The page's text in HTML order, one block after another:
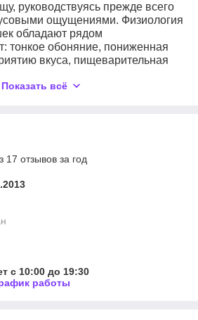
руководствуясь прежде всего
ощущениями. Физиология
обладают рядом
тонкое обоняние, пониженная
вкуса, пищеварительная
особого подхода к питанию
достижения диетологии. Эти
ее возраст, образ жизни,
предусматривающий борьбу
качество и
жизни кошки.
Показать всё
отзывов за год
с 10:00 до 19:30
работы